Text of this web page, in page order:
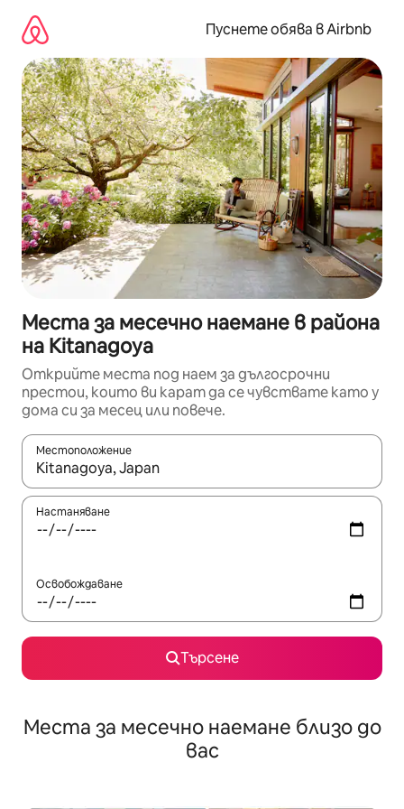
съдържанието
Пуснете обява в Airbnb
Места за месечно наемане в района
на Kitanagoya
Открийте места под наем за дългосрочни
престои, които ви карат да се чувствате като у
дома си за месец или повече.
Местоположение
Когато резултатите се покажат, използвайте
Настаняване
Освобождаване
Търсене
Места за месечно наемане близо до
вас